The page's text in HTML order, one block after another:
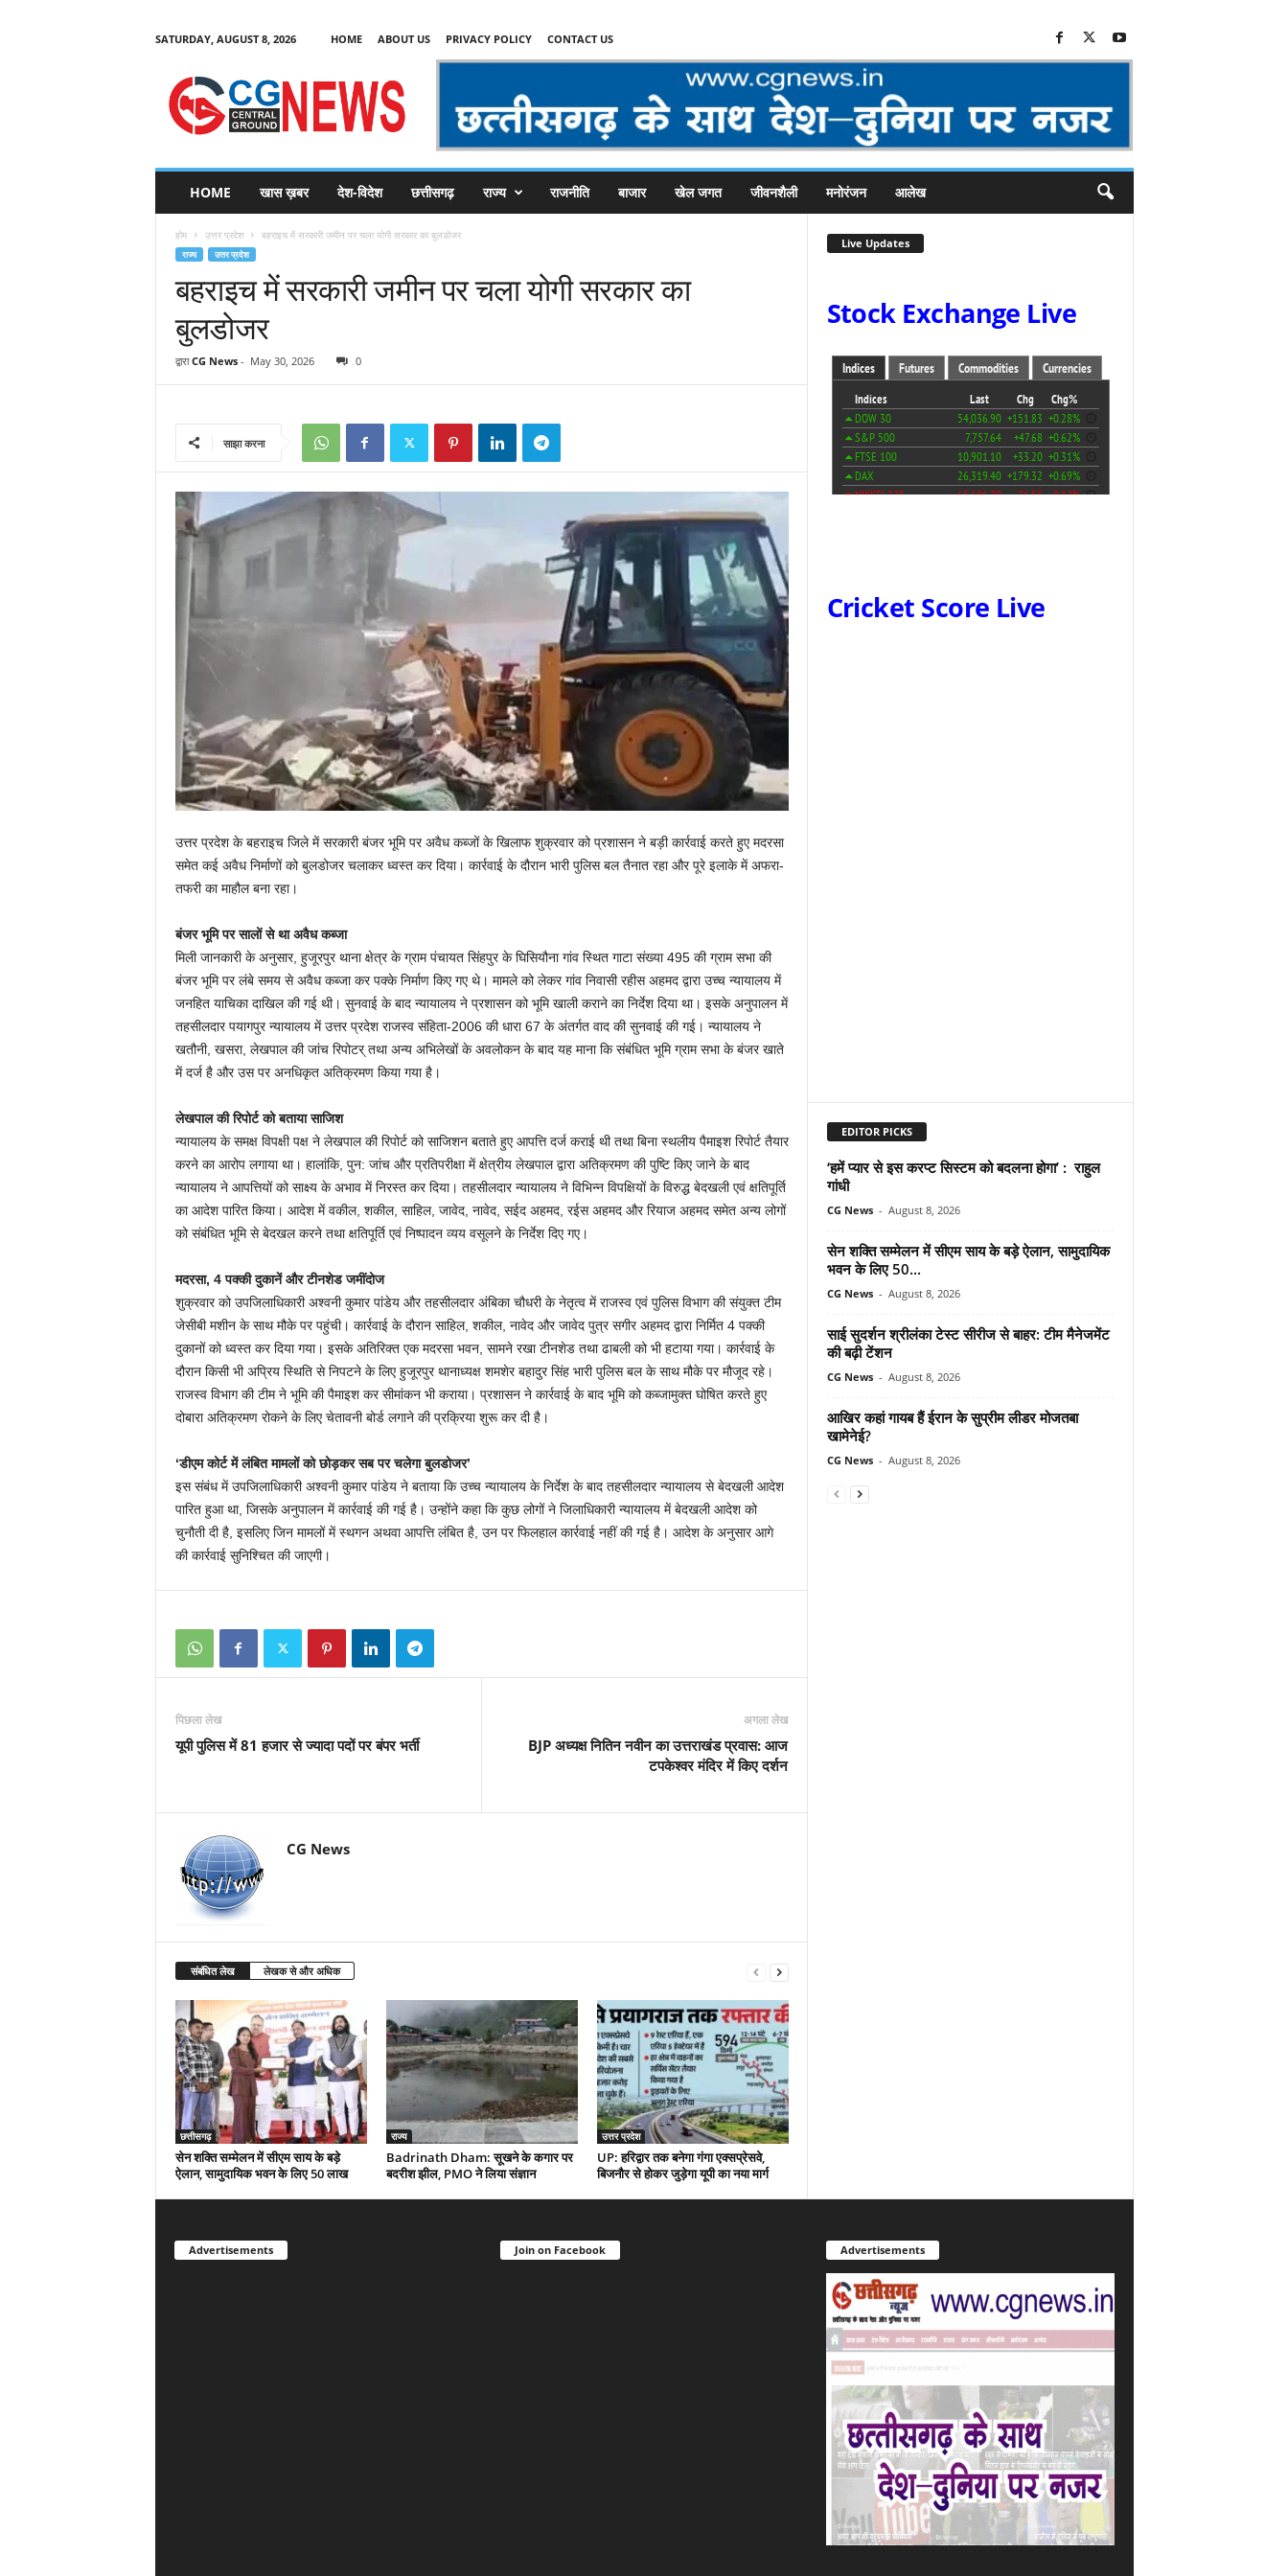
SATURDAY, AUGUST 8, 2026 HOME ABOUT US PRIVACY POLICY CONTACT US
C
HOME खास ख़बर देश-विदेश छत्तीसगढ़ राज्य राजनीति बाजार खेल जगत जीवनशैली मनोरंजन आलेख
होम उत्तर प्रदेश बहराइच में सरकारी जमीन पर चला योगी सरकार का बुलडोजर
राज्य उत्तर प्रदेश
बहराइच में सरकारी जमीन पर चला योगी सरकार का
बुलडोजर
द्वारा CG News- May 30, 2026 0
साझा करना
उत्तर प्रदेश के बहराइच जिले में सरकारी बंजर भूमि पर अवैध कब्जों के खिलाफ शुक्रवार को प्रशासन ने बड़ी कार्रवाई करते हुए मदरसा
समेत कई अवैध निर्माणों को बुलडोजर चलाकर ध्वस्त कर दिया। कार्रवाई के दौरान भारी पुलिस बल तैनात रहा और पूरे इलाके में अफरा-
तफरी का माहौल बना रहा।
बंजर भूमि पर सालों से था अवैध कब्जा
मिली जानकारी के अनुसार, हुजूरपुर थाना क्षेत्र के ग्राम पंचायत सिंहपुर के घिसियौना गांव स्थित गाटा संख्या 495 की ग्राम सभा की
बंजर भूमि पर लंबे समय से अवैध कब्जा कर पक्के निर्माण किए गए थे। मामले को लेकर गांव निवासी रहीस अहमद द्वारा उच्च न्यायालय में
जनहित याचिका दाखिल की गई थी। सुनवाई के बाद न्यायालय ने प्रशासन को भूमि खाली कराने का निर्देश दिया था। इसके अनुपालन में
तहसीलदार पयागपुर न्यायालय में उत्तर प्रदेश राजस्व संहिता-2006 की धारा 67 के अंतर्गत वाद की सुनवाई की गई। न्यायालय ने
खतौनी, खसरा, लेखपाल की जांच रिपोटर् तथा अन्य अभिलेखों के अवलोकन के बाद यह माना कि संबंधित भूमि ग्राम सभा के बंजर खाते
में दर्ज है और उस पर अनधिकृत अतिक्रमण किया गया है।
लेखपाल की रिपोर्ट को बताया साजिश
न्यायालय के समक्ष विपक्षी पक्ष ने लेखपाल की रिपोर्ट को साजिशन बताते हुए आपत्ति दर्ज कराई थी तथा बिना स्थलीय पैमाइश रिपोर्ट तैयार
करने का आरोप लगाया था। हालांकि, पुन: जांच और प्रतिपरीक्षा में क्षेत्रीय लेखपाल द्वारा अतिक्रमण की पुष्टि किए जाने के बाद
न्यायालय ने आपत्तियों को साक्ष्य के अभाव में निरस्त कर दिया। तहसीलदार न्यायालय ने विभिन्न विपक्षियों के विरुद्ध बेदखली एवं क्षतिपूर्ति
का आदेश पारित किया। आदेश में वकील, शकील, साहिल, जावेद, नावेद, सईद अहमद, रईस अहमद और रियाज अहमद समेत अन्य लोगों
को संबंधित भूमि से बेदखल करने तथा क्षतिपूर्ति एवं निष्पादन व्यय वसूलने के निर्देश दिए गए।
मदरसा, 4 पक्की दुकानें और टीनशेड जमींदोज
शुक्रवार को उपजिलाधिकारी अश्वनी कुमार पांडेय और तहसीलदार अंबिका चौधरी के नेतृत्व में राजस्व एवं पुलिस विभाग की संयुक्त टीम
जेसीबी मशीन के साथ मौके पर पहुंची। कार्रवाई के दौरान साहिल, शकील, नावेद और जावेद पुत्र सगीर अहमद द्वारा निर्मित 4 पक्की
दुकानों को ध्वस्त कर दिया गया। इसके अतिरिक्त एक मदरसा भवन, सामने रखा टीनशेड तथा ढाबली को भी हटाया गया। कार्रवाई के
दौरान किसी भी अप्रिय स्थिति से निपटने के लिए हुजूरपुर थानाध्यक्ष शमशेर बहादुर सिंह भारी पुलिस बल के साथ मौके पर मौजूद रहे।
राजस्व विभाग की टीम ने भूमि की पैमाइश कर सीमांकन भी कराया। प्रशासन ने कार्रवाई के बाद भूमि को कब्जामुक्त घोषित करते हुए
दोबारा अतिक्रमण रोकने के लिए चेतावनी बोर्ड लगाने की प्रक्रिया शुरू कर दी है।
‘डीएम कोर्ट में लंबित मामलों को छोड़कर सब पर चलेगा बुलडोजर’
इस संबंध में उपजिलाधिकारी अश्वनी कुमार पांडेय ने बताया कि उच्च न्यायालय के निर्देश के बाद तहसीलदार न्यायालय से बेदखली आदेश
पारित हुआ था, जिसके अनुपालन में कार्रवाई की गई है। उन्होंने कहा कि कुछ लोगों ने जिलाधिकारी न्यायालय में बेदखली आदेश को
चुनौती दी है, इसलिए जिन मामलों में स्थगन अथवा आपत्ति लंबित है, उन पर फिलहाल कार्रवाई नहीं की गई है। आदेश के अनुसार आगे
की कार्रवाई सुनिश्चित की जाएगी।
पिछला लेख
यूपी पुलिस में 81 हजार से ज्यादा पदों पर बंपर भर्ती
अगला लेख
BJP अध्यक्ष नितिन नवीन का उत्तराखंड प्रवास: आज
टपकेश्वर मंदिर में किए दर्शन
CG News
संबंधित लेख लेखक से और अधिक
छत्तीसगढ़
सेन शक्ति सम्मेलन में सीएम साय के बड़े
ऐलान, सामुदायिक भवन के लिए 50 लाख
राज्य
Badrinath Dham: सूखने के कगार पर
बदरीश झील, PMO ने लिया संज्ञान
उत्तर प्रदेश
UP: हरिद्वार तक बनेगा गंगा एक्सप्रेसवे,
बिजनौर से होकर जुड़ेगा यूपी का नया मार्ग
Live Updates
Stock Exchange Live
Cricket Score Live
EDITOR PICKS
‘हमें प्यार से इस करप्ट सिस्टम को बदलना होगा’ : राहुल
गांधी
CG News - August 8, 2026
सेन शक्ति सम्मेलन में सीएम साय के बड़े ऐलान, सामुदायिक
भवन के लिए 50...
CG News - August 8, 2026
साई सुदर्शन श्रीलंका टेस्ट सीरीज से बाहर: टीम मैनेजमेंट
की बढ़ी टेंशन
CG News - August 8, 2026
आखिर कहां गायब हैं ईरान के सुप्रीम लीडर मोजतबा
खामेनेई?
CG News - August 8, 2026
Advertisements Join on Facebook Advertisements